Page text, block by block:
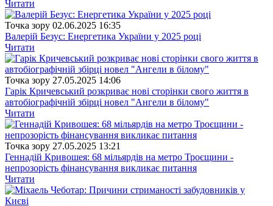
Читати
Точка зору 02.06.2025 16:35
Валерій Безус: Енергетика України у 2025 році
Читати
Точка зору 27.05.2025 14:06
Гарік Кричевський розкриває нові сторінки свого життя в
автобіографічній збірці новел "Ангели в білому"
Читати
Точка зору 27.05.2025 13:21
Геннадій Кривошея: 68 мільярдів на метро Троєщини -
непрозорість фінансування викликає питання
Читати